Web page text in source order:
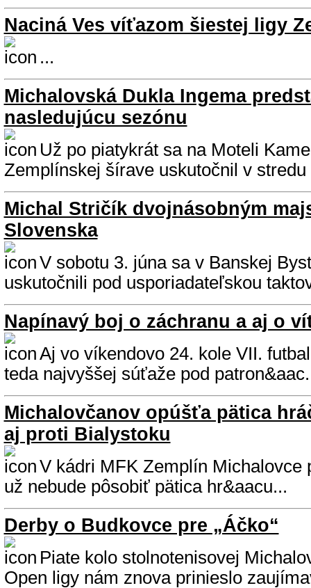
Naciná Ves víťazom šiestej ligy
...
Michalovská Dukla Ingema
nasledujúcu sezónu
Už po piatykrát sa na Moteli
Zemplínskej šírave uskutočnil v stredu
Michal Stričík dvojnásobným
Slovenska
V sobotu 3. júna sa v Banskej
uskutočnili pod usporiadateľskou
Napínavý boj o záchranu a aj o
Aj vo víkendovo 24. kole VII.
teda najvyššej súťaže pod
Michalovčanov opúšťa pätica
aj proti Bialystoku
V kádri MFK Zemplín Michalovce
už nebude pôsobiť pätica hr&aacu...
Derby o Budkovce pre „Áčko“
Piate kolo stolnotenisovej
Open ligy nám znova prinieslo